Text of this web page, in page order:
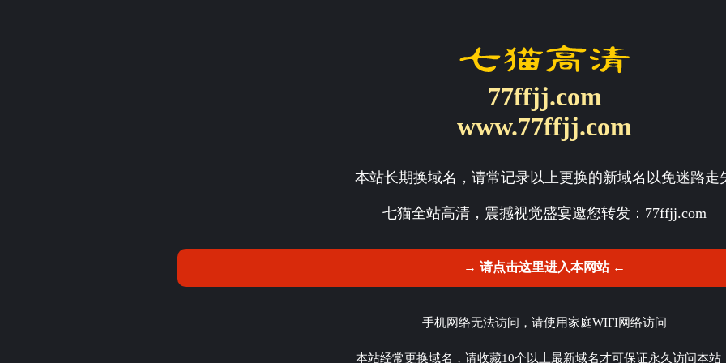
77ffjj.com
www.77ffjj.com
本站长期换域名，请常记录以上更换的新域名以免迷路走
七猫全站高清，震撼视觉盛宴邀您转发： 77ffjj.com
→ 请点击这里进入本网站 ←
手机网络无法访问，请使用家庭WIFI网络访问
本站经常更换域名，请收藏10个以上最新域名才可保证永久访问本站